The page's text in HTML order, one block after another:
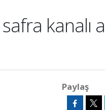
kanalı
Paylaş